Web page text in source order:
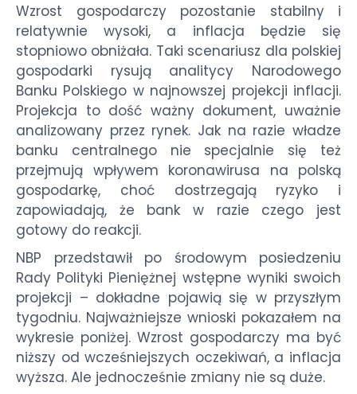
Wzrost gospodarczy pozostanie stabilny i
relatywnie wysoki, a inflacja będzie się
stopniowo obniżała. Taki scenariusz dla polskiej
gospodarki rysują analitycy Narodowego
Banku Polskiego w najnowszej projekcji inflacji.
Projekcja to dość ważny dokument, uważnie
analizowany przez rynek. Jak na razie władze
banku centralnego nie specjalnie się też
przejmują wpływem koronawirusa na polską
gospodarkę, choć dostrzegają ryzyko i
zapowiadają, że bank w razie czego jest
gotowy do reakcji.
NBP przedstawił po środowym posiedzeniu
Rady Polityki Pieniężnej wstępne wyniki swoich
projekcji – dokładne pojawią się w przyszłym
tygodniu. Najważniejsze wnioski pokazałem na
wykresie poniżej. Wzrost gospodarczy ma być
niższy od wcześniejszych oczekiwań, a inflacja
wyższa. Ale jednocześnie zmiany nie są duże.